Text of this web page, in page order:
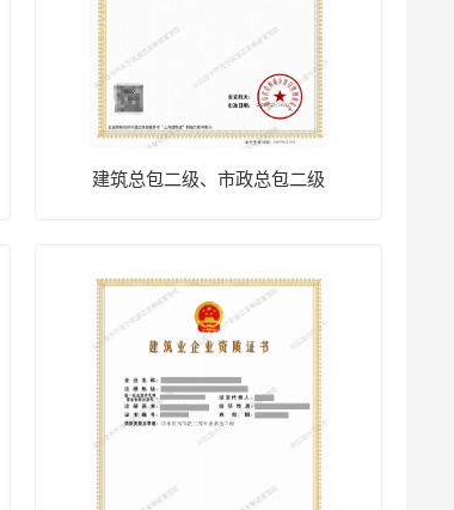
建筑总包二级、市政总包二级